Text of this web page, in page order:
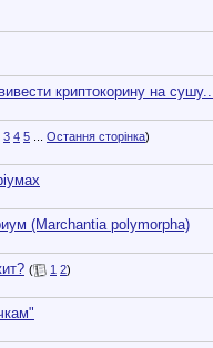
криптокорину на
3 4 5 Остання сторінка)
(Marchantia polymorpha)
( 1 2)